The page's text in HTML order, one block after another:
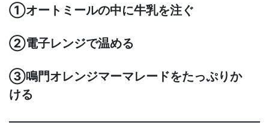
①オートミールの中に牛乳を注ぐ
②電子レンジで温める
③鳴門オレンジマーマレードをたっぷりか
ける